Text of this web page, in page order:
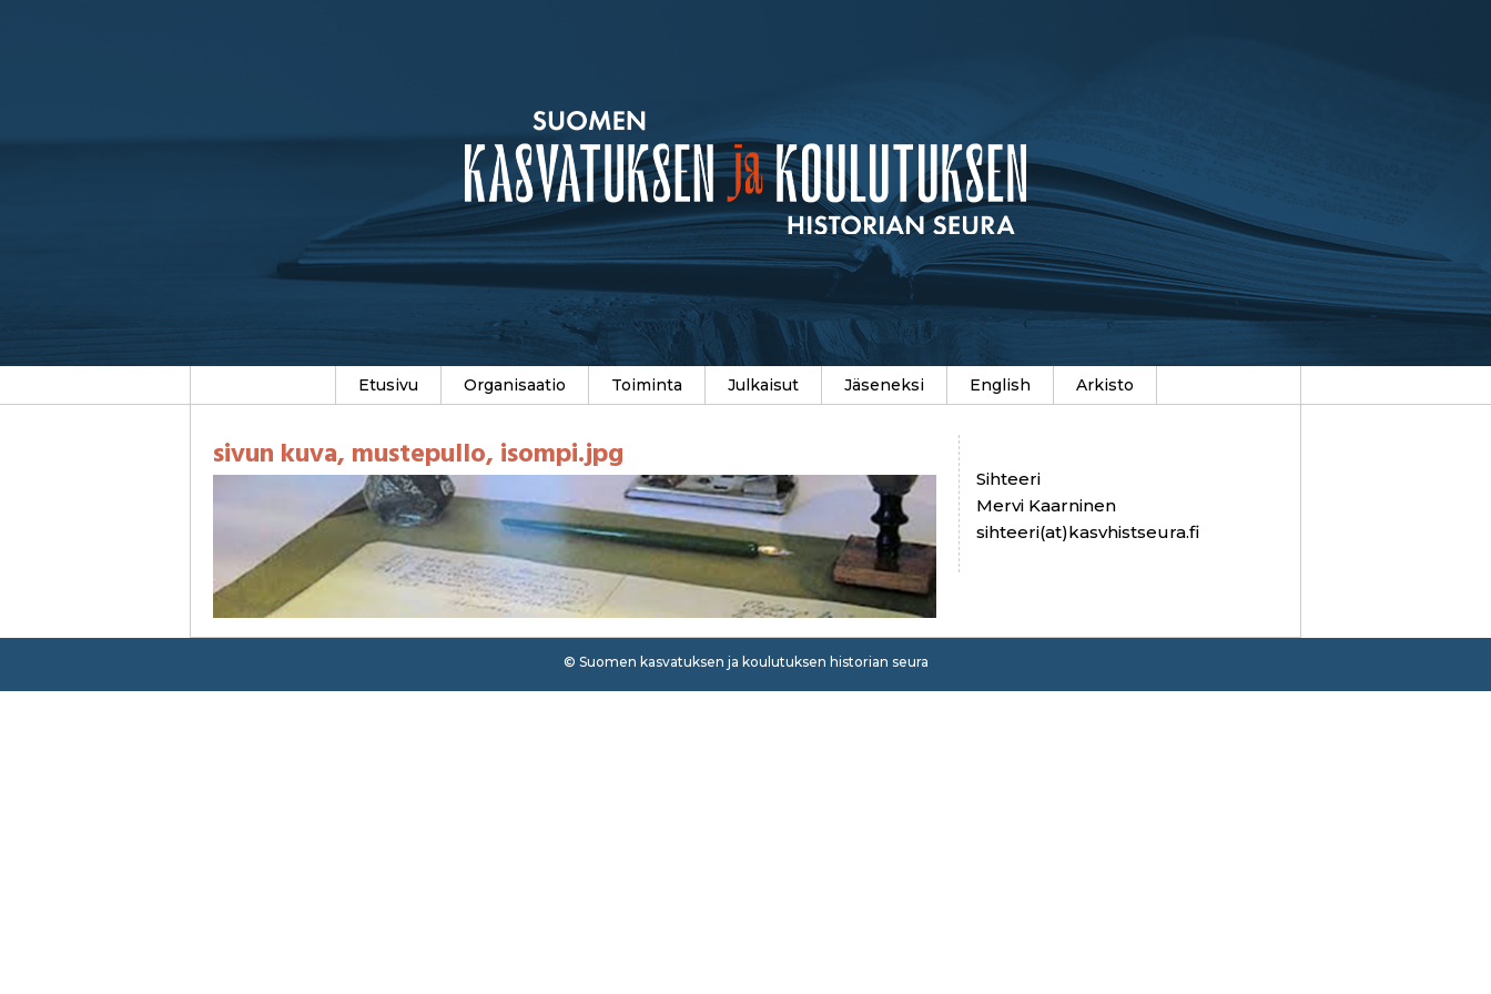
Etusivu Organisaatio Toiminta Julkaisut Jäseneksi English Arkisto
sivun kuva, mustepullo, isompi.jpg
Sihteeri
Mervi Kaarninen
sihteeri(at)kasvhistseura.fi
© Suomen kasvatuksen ja koulutuksen historian seura